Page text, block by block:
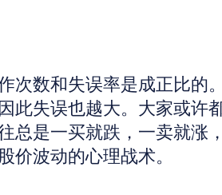
数和失误率是成正比的
此失误也越大。大家或许
总是一买就跌，一卖就涨
价波动的心理战术。